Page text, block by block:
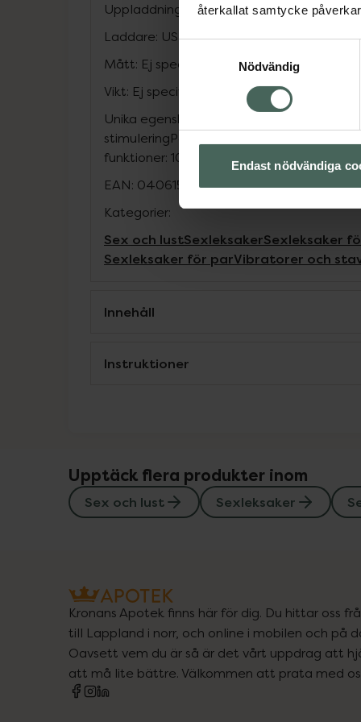
återkallat samtycke
Nödvändig
Endast nödvändiga
Uppladdningsbart litiumjonbatteri
Laddare: USB-C laddare (OBS! Ingår ej)
Mått: Ej specificerade
Vikt: Ej specificerad
Unika egenskaper: Ny bredare öppning för
stimuleringPatenterad teknik: Air-Pulse-
funktioner: 10 tryckvågsnivåer, 30
EAN: 04061504078601
Kategorier:
Sex och lustSexleksakerSexleksaker
Sexleksaker för parVibratorer och
Innehåll
Instruktioner
Upptäck flera produkter inom
Sex och lust Sexleksaker
Kronans Apotek finns här för dig. Du hittar oss
till Lappland i norr, och online i mobilen och på
Oavsett vem du är så är det vårt uppdrag att
att må lite bättre. Välkommen att prata med